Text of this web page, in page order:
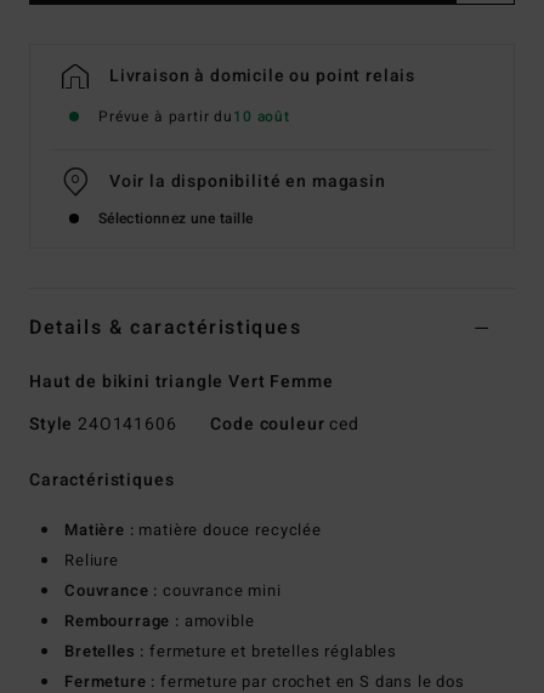
Livraison à domicile ou point relais
Prévue à partir du10 août
Voir la disponibilité en magasin
Sélectionnez une taille
Details & caractéristiques
Haut de bikini triangle Vert Femme
Style 24O141606 Code couleur ced
Caractéristiques
Matière : matière douce recyclée
Reliure
Couvrance : couvrance mini
Rembourrage : amovible
Bretelles :fermeture et bretelles réglables
Fermeture : fermeture par crochet en S dans le dos